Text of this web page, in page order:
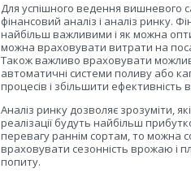
Для успішного ведення вишневого
фінансовий аналіз і аналіз ринку.
найбільш важливими і як можна
можна враховувати витрати на
Також важливо враховувати
автоматичні системи поливу або
процесів і збільшити ефективність
Аналіз ринку дозволяє зрозуміти,
реалізації будуть найбільш
перевагу раннім сортам, то можна
враховувати сезонність врожаю і
попиту.